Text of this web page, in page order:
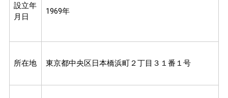
設立年
月日
1969年
所在地 東京都中央区日本橋浜町２丁目３１番１号